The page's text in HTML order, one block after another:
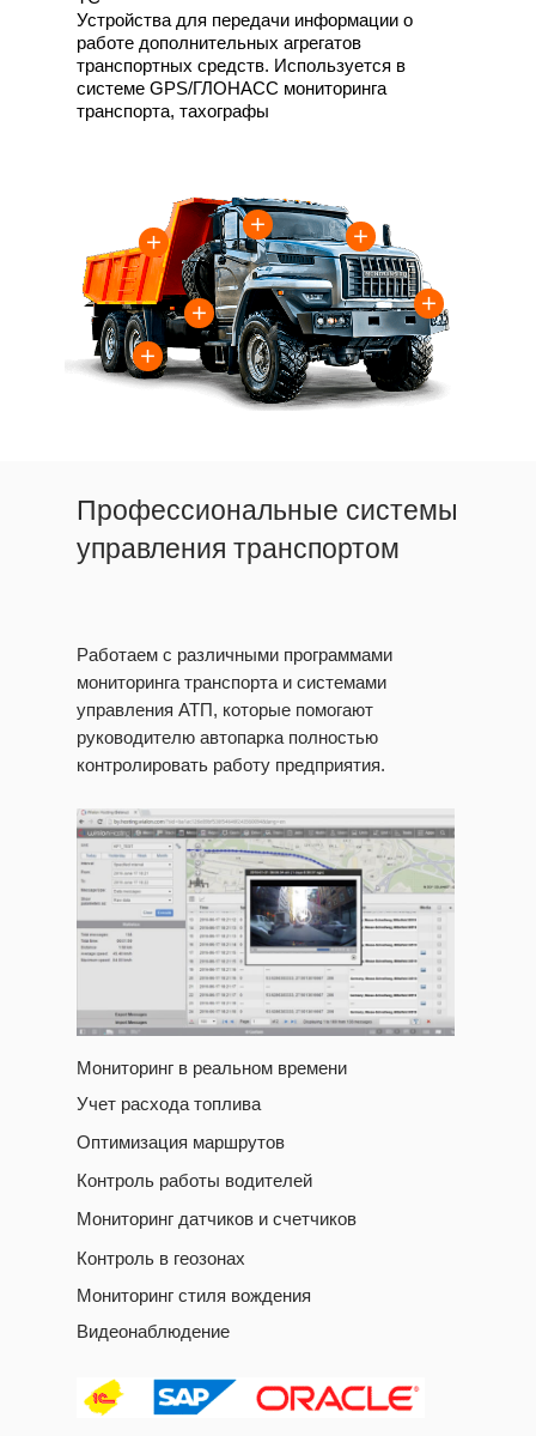
Устройства для передачи информации о
работе дополнительных агрегатов
транспортных средств. Используется в
системе GPS/ГЛОНАСС мониторинга
транспорта, тахографы
Мониторинг в реальном времени
Учет расхода топлива
Оптимизация маршрутов
Контроль работы водителей
Мониторинг датчиков и счетчиков
Контроль в геозонах
Мониторинг стиля вождения
Видеонаблюдение
Профессиональные системы
управления транспортом
Работаем с различными программами
мониторинга транспорта и системами
управления АТП, которые помогают
руководителю автопарка полностью
контролировать работу предприятия.